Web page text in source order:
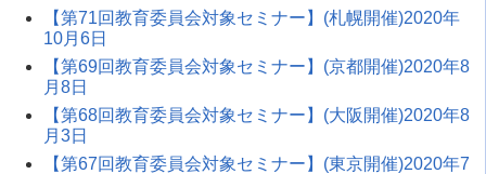
【第71回教育委員会対象セミナー】(札幌開催)2020年
10月6日
【第69回教育委員会対象セミナー】(京都開催)2020年8
月8日
【第68回教育委員会対象セミナー】(大阪開催)2020年8
月3日
【第67回教育委員会対象セミナー】(東京開催)2020年7